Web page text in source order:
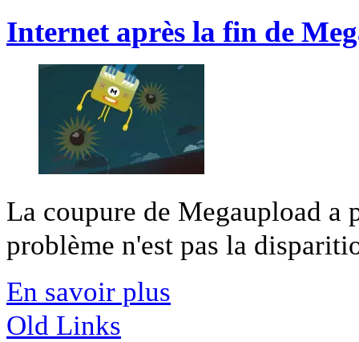
Internet après la fin de
La coupure de Megaupload a
problème n'est pas la
En savoir plus
Old Links